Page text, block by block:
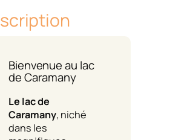
Bienvenue au lac
de Caramany
Le lac de
Caramany, niché
dans les